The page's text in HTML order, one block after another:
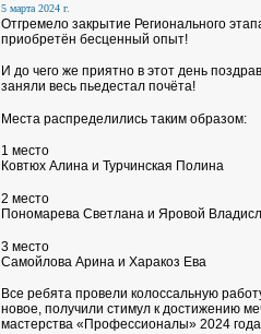
5 марта 2024 г.
Отгремело закрытие Регионального
приобретён бесценный опыт!
И до чего же приятно в этот день
заняли весь пьедестал почёта!
Места распределились таким образом:
1 место
Ковтюх Алина и Турчинская Полина
2 место
Пономарева Светлана и Яровой
3 место
Cамойлова Арина и Харакоз Ева
Все ребята провели колоссальную
новое, получили стимул к достижению
мастерства «Профессионалы» 2024